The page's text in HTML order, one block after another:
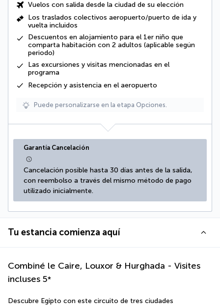
Vuelos con salida desde la ciudad de su elección
Los traslados colectivos aeropuerto/puerto de ida y
vuelta incluidos
Descuentos en alojamiento para el 1er niño que
comparta habitación con 2 adultos (aplicable según
periodo)
Las excursiones y visitas mencionadas en el
programa
Recepción y asistencia en el aeropuerto
Puede personalizarse en la etapa Opciones.
Garantía Cancelación
Cancelación posible hasta 30 días antes de la salida,
con reembolso a través del mismo método de pago
utilizado inicialmente.
Tu estancia comienza aquí
Combiné le Caire, Louxor & Hurghada - Visites
incluses 5*
Descubre Egipto con este circuito de tres ciudades